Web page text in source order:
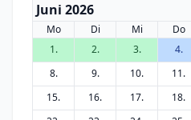
Juni 2026
Mo Di Mi Do
1.
2. 3. 4.
8.
9. 10. 11.
15.
16. 17. 18.